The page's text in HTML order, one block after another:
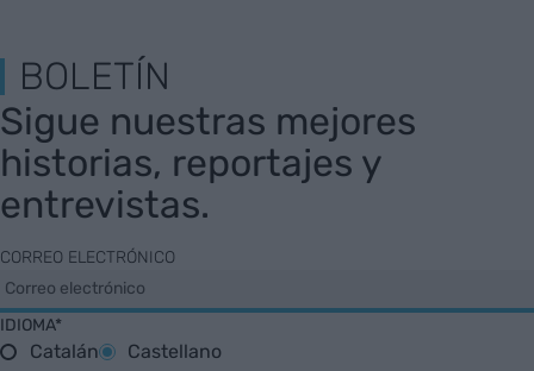
BOLETÍN
Sigue nuestras mejores
historias, reportajes y
entrevistas.
CORREO ELECTRÓNICO
IDIOMA*
Catalán
Castellano